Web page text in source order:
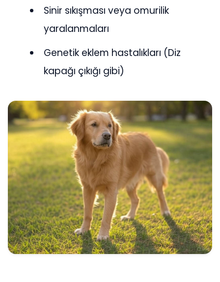
Sinir sıkışması veya omurilik
yaralanmaları
Genetik eklem hastalıkları (Diz
kapağı çıkığı gibi)